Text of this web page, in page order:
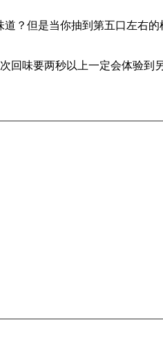
？但是当你抽到第五口左右
味要两秒以上一定会体验